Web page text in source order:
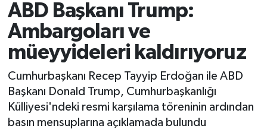
ABD Başkanı Trump:
Ambargoları ve
müeyyideleri kaldırıyoruz
Cumhurbaşkanı Recep Tayyip Erdoğan ile ABD
Başkanı Donald Trump, Cumhurbaşkanlığı
Külliyesi'ndeki resmi karşılama töreninin ardından
basın mensuplarına açıklamada bulundu
DÜNYA
SPOR
MAGAZİN
KÜLTÜR SANAT
Süper Lig Puan Durumu ve Fikstür
Tüm Manşetler
Son Dakika Haberleri
Haber Arşivi